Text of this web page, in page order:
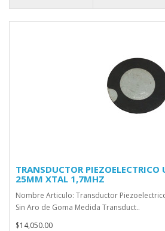
TRANSDUCTOR PIEZOELECTRICO
25MM XTAL 1,7MHZ
Nombre Articulo: Transductor
Sin Aro de Goma Medida Transduct..
$14,050.00